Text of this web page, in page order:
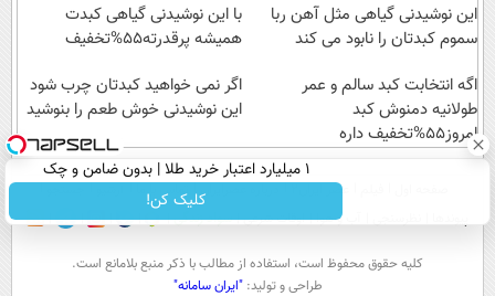
۴
قسط
سود و
کارمزد!
گروه
اسنپ
۱۴۰۴
این نوشیدنی گیاهی مثل آهن ربا
سموم کبدتان را نابود می کند
با این نوشیدنی گیاهی کبدت
همیشه پرقدرته55%تخفیف
اگه انتخابت کبد سالم و عمر
طولانیه دمنوش کبد
امروز55%تخفیف داره
اگر نمی خواهید کبدتان چرب شود
این نوشیدنی خوش طعم را بنوشید
۱ میلیارد اعتبار خرید طلا | بدون ضامن و چک
کلیک کن!
عصر ایران۲ درباره عصرایران تماس با ما
آب و هوا اوقات شرعی سواد زندگی
كليه حقوق محفوظ است، استفاده از مطالب با ذكر منبع بلامانع است.
طراحی و تولید:"ایران سامانه"